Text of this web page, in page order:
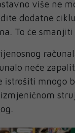
više ne
dodatne
To će
neće
mnogo